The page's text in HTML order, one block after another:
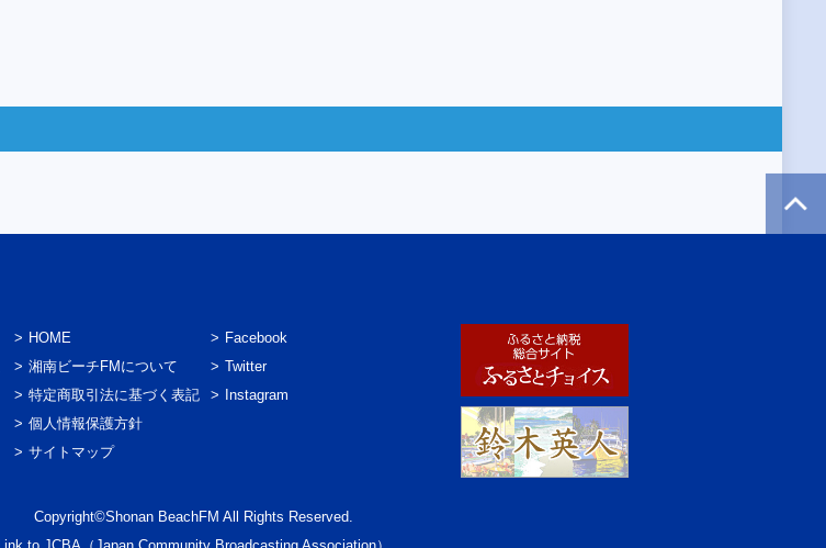
HOME
湘南ビーチFMについて
特定商取引法に基づく表記
個人情報保護方針
サイトマップ
Facebook
Twitter
Instagram
Copyright©Shonan BeachFM All Rights Reserved.